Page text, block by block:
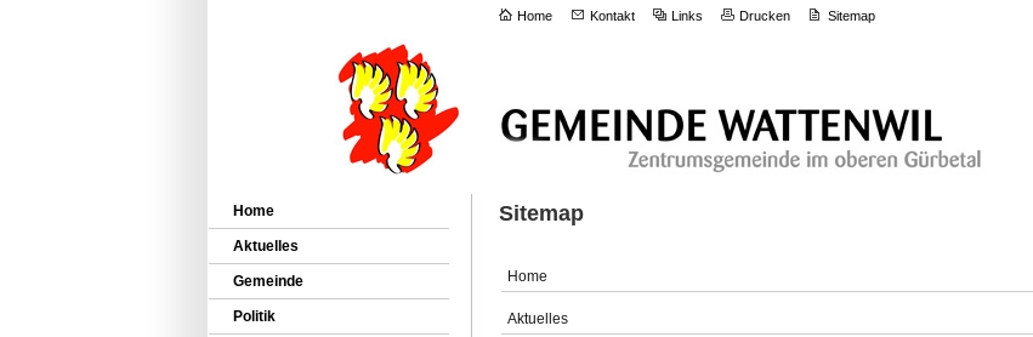
Home Kontakt Links Drucken Sitemap
Home
Aktuelles
Gemeinde
Politik
Sitemap
Home
Aktuelles